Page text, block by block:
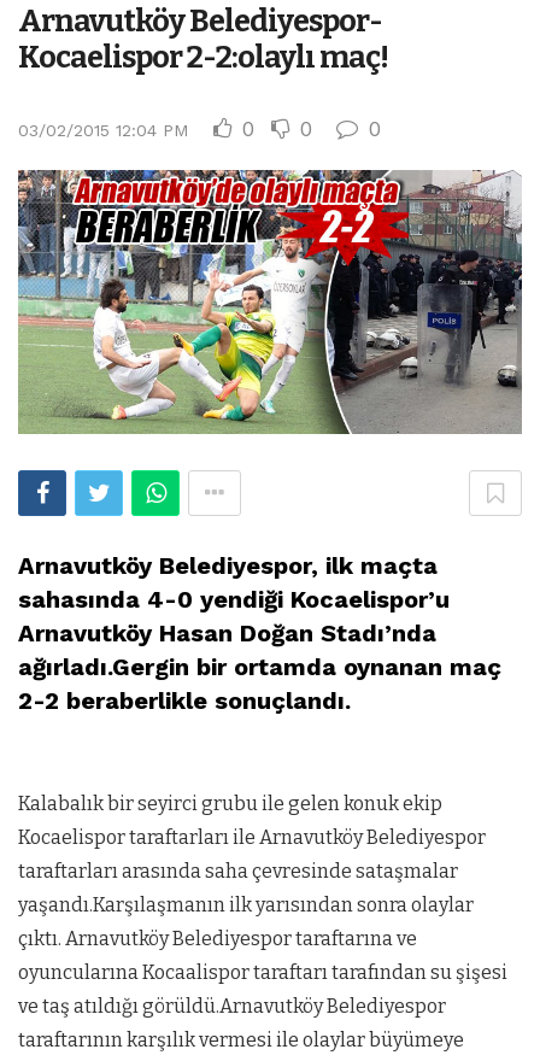
Arnavutköy Belediyespor-
Kocaelispor 2-2:olaylı maç!
03/02/2015 12:04 PM 0 0 0
Arnavutköy Belediyespor, ilk maçta
sahasında 4-0 yendiği Kocaelispor’u
Arnavutköy Hasan Doğan Stadı’nda
ağırladı.Gergin bir ortamda oynanan maç
2-2 beraberlikle sonuçlandı.
Kalabalık bir seyirci grubu ile gelen konuk ekip
Kocaelispor taraftarları ile Arnavutköy Belediyespor
taraftarları arasında saha çevresinde sataşmalar
yaşandı.Karşılaşmanın ilk yarısından sonra olaylar
çıktı. Arnavutköy Belediyespor taraftarına ve
oyuncularına Kocaalispor taraftarı tarafından su şişesi
ve taş atıldığı görüldü.Arnavutköy Belediyespor
taraftarının karşılık vermesi ile olaylar büyümeye